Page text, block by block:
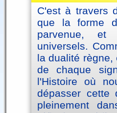
C'est à travers
que la forme
parvenue, et
universels.
la dualité
de chaque
l'Histoire où
dépasser cette
pleinement